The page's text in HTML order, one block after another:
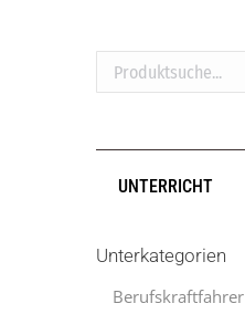
Produktsuche...
UNTERRICHT
Unterkategorien
Berufskraftfahrer